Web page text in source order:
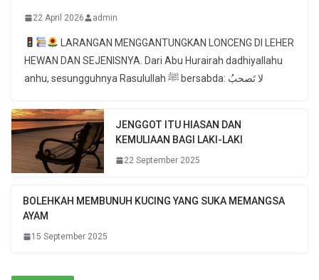
22 April 2026 admin
LARANGAN MENGGANTUNGKAN LONCENG DI LEHER
HEWAN DAN SEJENISNYA. Dari Abu Hurairah dadhiyallahu
anhu, sesungguhnya Rasulullah ﷺ bersabda: لا تَصحبُ
JENGGOT ITU HIASAN DAN
KEMULIAAN BAGI LAKI-LAKI
22 September 2025
BOLEHKAH MEMBUNUH KUCING YANG SUKA MEMANGSA
AYAM
15 September 2025